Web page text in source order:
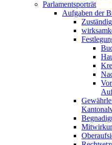
Parlamentsporträt
Aufgaben der